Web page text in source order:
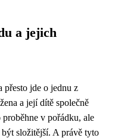
a jejich
přesto jde o jednu z
a její dítě společně
v pořádku, ale
složitější. A právě tyto